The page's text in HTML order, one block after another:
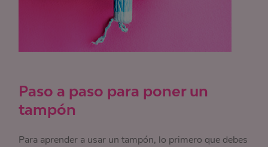
Paso a paso para poner un
tampón
Para aprender a usar un tampón, lo primero que debes